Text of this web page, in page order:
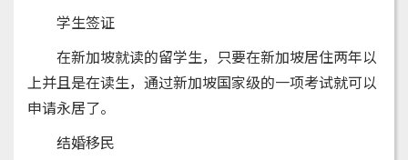
学生签证
在新加坡就读的留学生，只要在新加坡居住两年以
上并且是在读生，通过新加坡国家级的一项考试就可以
申请永居了。
结婚移民